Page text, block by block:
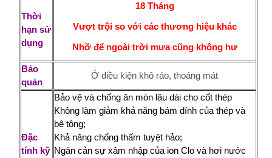
Thời
hạn sử
dụng
18 Tháng
Vượt trội so với các thương hiệu khác
Nhỡ để ngoài trời mưa cũng không hư
Bảo
quản
Ở điều kiện khô ráo, thoáng mát
Đặc
tính kỹ
Bảo vệ và chống ăn mòn lâu dài cho cốt thép
Không làm giảm khả năng bám dính của thép và
bê tông;
Khả năng chống thấm tuyệt hảo;
Ngăn cản sự xâm nhập của ion Clo và hơi nước